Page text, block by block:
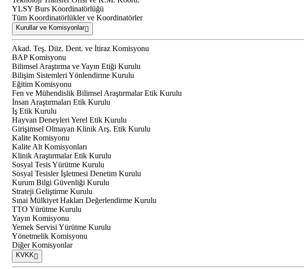
YLSY Burs Koordinatörlüğü
Tüm Koordinatörlükler ve Koordinatörler
Kurullar ve Komisyonlar
Akad. Teş. Düz. Dent. ve İtiraz Komisyonu
BAP Komisyonu
Bilimsel Araştırma ve Yayın Etiği Kurulu
Bilişim Sistemleri Yönlendirme Kurulu
Eğitim Komisyonu
Fen ve Mühendislik Bilimsel Araştırmalar Etik Kurulu
İnsan Araştırmaları Etik Kurulu
İş Etik Kurulu
Hayvan Deneyleri Yerel Etik Kurulu
Girişimsel Olmayan Klinik Arş. Etik Kurulu
Kalite Komisyonu
Kalite Alt Komisyonları
Klinik Araştırmalar Etik Kurulu
Sosyal Tesis Yürütme Kurulu
Sosyal Tesisler İşletmesi Denetim Kurulu
Kurum Bilgi Güvenliği Kurulu
Strateji Geliştirme Kurulu
Sınai Mülkiyet Hakları Değerlendirme Kurulu
TTO Yürütme Kurulu
Yayın Komisyonu
Yemek Servisi Yürütme Kurulu
Yönetmelik Komisyonu
Diğer Komisyonlar
KVKK